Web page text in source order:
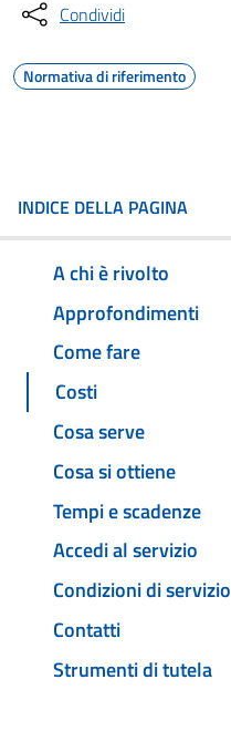
Condividi
Normativa di riferimento
INDICE DELLA PAGINA
A chi è rivolto
Approfondimenti
Come fare
Costi
Cosa serve
Cosa si ottiene
Tempi e scadenze
Accedi al servizio
Condizioni di servizio
Contatti
Strumenti di tutela